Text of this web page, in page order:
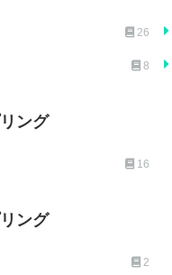
26
8
ング
16
ング
2